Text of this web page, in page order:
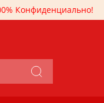
Конфиденциально!